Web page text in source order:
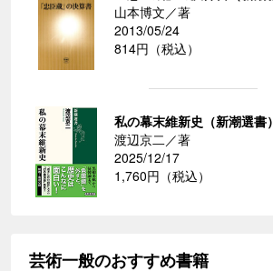
山本博文／著
2013/05/24
814円（税込）
私の幕末維新史（新潮選書）
渡辺京二／著
2025/12/17
1,760円（税込）
芸術一般のおすすめ書籍